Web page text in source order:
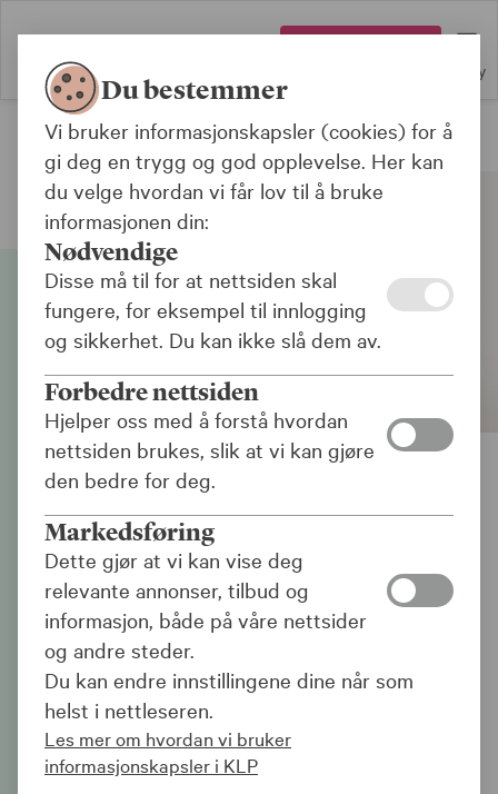
Meny
Boliglån
Avdragsfrihet på
boliglånet
Har du redusert inntekt i en periode, en
endret livssituasjon eller står du overfor
andre økonomiske utfordringer? Da kan
avdragsfrihet på boliglånet være en
midlertidig løsning.
Du bestemmer
Vi bruker informasjonskapsler (cookies) for å
gi deg en trygg og god opplevelse. Her kan
du velge hvordan vi får lov til å bruke
informasjonen din:
Nødvendige
Disse må til for at nettsiden skal
fungere, for eksempel til innlogging
og sikkerhet. Du kan ikke slå dem av.
Forbedre nettsiden
Hjelper oss med å forstå hvordan
nettsiden brukes, slik at vi kan gjøre
den bedre for deg.
Markedsføring
Dette gjør at vi kan vise deg
relevante annonser, tilbud og
informasjon, både på våre nettsider
og andre steder.
Du kan endre innstillingene dine når som
helst i nettleseren.
Les mer om hvordan vi bruker
informasjonskapsler i KLP